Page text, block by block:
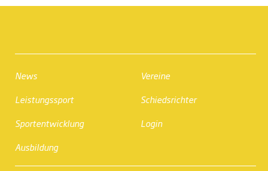
News
Leistungssport
Sportentwicklung
Ausbildung
Vereine
Schiedsrichter
Login